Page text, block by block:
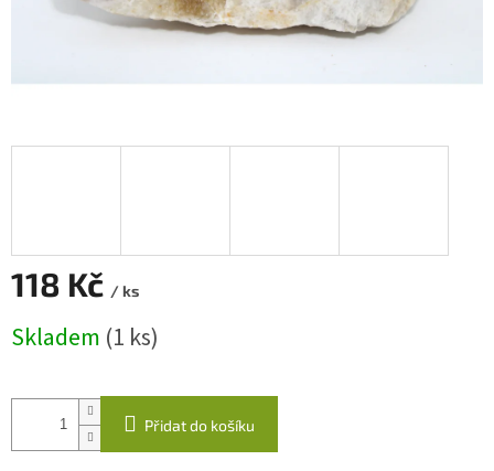
118 Kč / ks
cena:
Skladem (1 ks)
Přidat do košíku